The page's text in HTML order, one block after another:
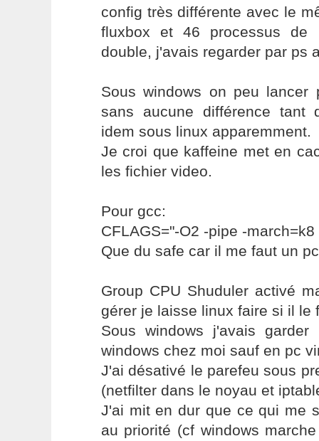
config très différente avec le
fluxbox et 46 processus de
double, j'avais regarder par ps
Sous windows on peu lancer
sans aucune différence tant
idem sous linux apparemment.
Je croi que kaffeine met en
les fichier video.
Pour gcc:
CFLAGS="-O2 -pipe -
Que du safe car il me faut un
Group CPU Shuduler activé
gérer je laisse linux faire si il le
Sous windows j'avais
windows chez moi sauf en pc
J'ai désativé le parefeu sous
(netfilter dans le noyau et
J'ai mit en dur que ce qui me
au priorité (cf windows